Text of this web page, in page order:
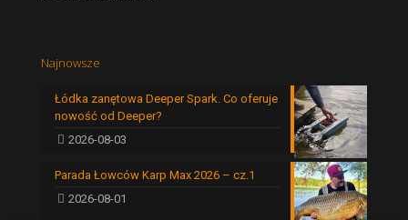
Najnowsze
Łódka zanętowa Deeper Spark. Co oferuje
nowość od Deeper?
2026-08-03
Parada Łowców Karp Max 2026 – cz.1
2026-08-01